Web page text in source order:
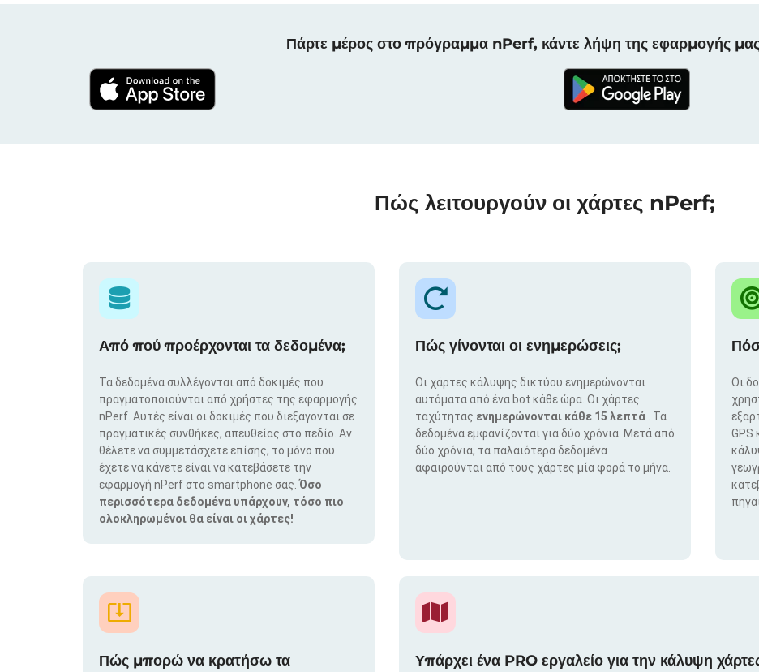
Πάρτε μέρος στο πρόγραμμα nPerf, κάντε λήψη της εφαρμογής
Πώς λειτουργούν οι χάρτες nPerf;
Από πού προέρχονται τα δεδομένα;
Τα δεδομένα συλλέγονται από δοκιμές που
πραγματοποιούνται από χρήστες της εφαρμογής
nPerf. Αυτές είναι οι δοκιμές που διεξάγονται σε
πραγματικές συνθήκες, απευθείας στο πεδίο. Αν
θέλετε να συμμετάσχετε επίσης, το μόνο που
έχετε να κάνετε είναι να κατεβάσετε την
εφαρμογή nPerf στο smartphone σας.Όσο
περισσότερα δεδομένα υπάρχουν, τόσο πιο
ολοκληρωμένοι θα είναι οι χάρτες!
Πώς γίνονται οι ενημερώσεις;
Οι χάρτες κάλυψης δικτύου ενημερώνονται
αυτόματα από ένα bot κάθε ώρα. Οι χάρτες
ταχύτητας ενημερώνονται κάθε 15 λεπτά
. Τα
δεδομένα εμφανίζονται για δύο χρόνια. Μετά από
δύο χρόνια, τα παλαιότερα δεδομένα
αφαιρούνται από τους χάρτες μία φορά το μήνα.
Οι
GPS
Πώς μπορώ να κρατήσω τα
Υπάρχει ένα PRO εργαλείο για την κάλυψη